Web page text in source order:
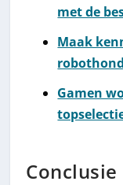
met de
Maak
Gamen
Conclusie